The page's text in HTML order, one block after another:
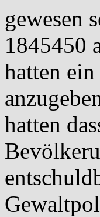
gewesen
1845450
hatten
hatten